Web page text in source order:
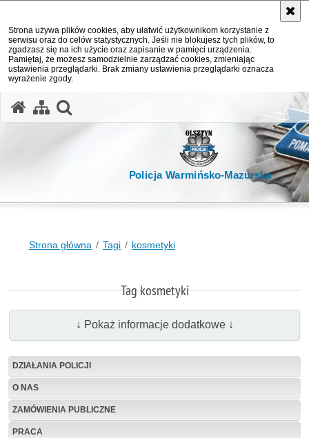
Strona używa plików cookies, aby ułatwić użytkownikom korzystanie z
serwisu oraz do celów statystycznych. Jeśli nie blokujesz tych plików, to
zgadzasz się na ich użycie oraz zapisanie w pamięci urządzenia.
Pamiętaj, że możesz samodzielnie zarządzać cookies, zmieniając
ustawienia przeglądarki. Brak zmiany ustawienia przeglądarki oznacza
wyrażenie zgody.
Policja Warmińsko-Mazurska
Strona główna Tagi kosmetyki
Tag kosmetyki
↓ Pokaż informacje dodatkowe ↓
DZIAŁANIA POLICJI
O NAS
ZAMÓWIENIA PUBLICZNE
PRACA